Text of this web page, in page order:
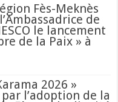
Fès-Meknès
de
le lancement
de la Paix » à
2026 »
par l’adoption de la